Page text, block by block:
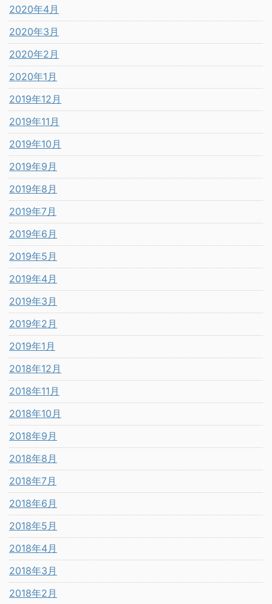
2020年4月
2020年3月
2020年2月
2020年1月
2019年12月
2019年11月
2019年10月
2019年9月
2019年8月
2019年7月
2019年6月
2019年5月
2019年4月
2019年3月
2019年2月
2019年1月
2018年12月
2018年11月
2018年10月
2018年9月
2018年8月
2018年7月
2018年6月
2018年5月
2018年4月
2018年3月
2018年2月